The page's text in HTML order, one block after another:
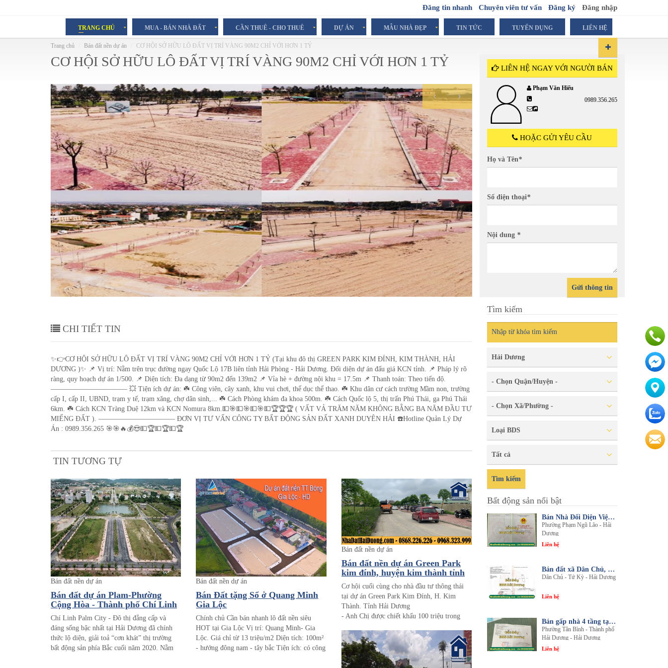
Đăng tin nhanh Chuyên viên tư vấn Đăng ký Đăng nhập
TRANG CHỦ MUA - BÁN NHÀ ĐẤT CẦN THUÊ - CHO THUÊ DỰ ÁN MẪU NHÀ ĐẸP TIN TỨC TUYỂN DỤNG LIÊN HỆ
Trang chủ Bán đất nền dự án CƠ HỘI SỞ HỮU LÔ ĐẤT VỊ TRÍ VÀNG 90M2 CHỈ VỚI HƠN 1 TỶ
CƠ HỘI SỞ HỮU LÔ ĐẤT VỊ TRÍ VÀNG 90M2 CHỈ VỚI HƠN 1 TỶ
CƠ HỘI SỞ HỮU LÔ ĐẤT VỊ TRÍ VÀNG 90M2 CHỈ VỚI HƠN 1 TỶ CƠ HỘI SỞ HỮU LÔ ĐẤT VỊ TRÍ
CHI TIẾT TIN
✨👉CƠ HỘI SỞ HỮU LÔ ĐẤT VỊ TRÍ VÀNG 90M2 CHỈ VỚI HƠN 1 TỶ (Tại khu đô thị GREEN PARK KIM ĐÍNH, KIM THÀNH, HẢI
DƯƠNG )✨ 📌 Vị trí: Nằm trên trục đường ngay Quốc Lộ 17B liên tỉnh Hải Phòng - Hải Dương. Đối diện dự án đấu giá KCN tỉnh. 📌 Pháp lý rõ
ràng, quy hoạch dự án 1/500. 📌 Diện tích: Đa dạng từ 90m2 đến 139m2 📌 Vỉa hè + đường nội khu = 17.5m 📌 Thanh toán: Theo tiến độ.
——————————— 💥 Tiện ích dự án: ☘️ Công viên, cây xanh, khu vui chơi, thể dục thể thao. ☘️ Khu dân cư cách trường Mầm non, trường
cấp I, cấp II, UBND, trạm y tế, trạm xăng, chợ dân sinh,... ☘️ Cách Phòng khám đa khoa 500m. ☘️ Cách Quốc lộ 5, thị trấn Phú Thái, ga Phú Thái
6km. ☘️ Cách KCN Tràng Duệ 12km và KCN Nomura 8km.💵🎯💵🎯💵🎯💵🏆🏆🏆 ( VẤT VẢ TRĂM NĂM KHÔNG BẰNG BA NĂM ĐẦU TƯ
MIẾNG ĐẤT ). ——————————— ĐƠN VỊ TƯ VẤN CÔNG TY BẤT ĐỘNG SẢN ĐẤT XANH DUYÊN HẢI ☎️Hotline Quản Lý Dự
Án : 0989.356.265 🎯🎯🔥💰😍💵🏆💵🏆💵🏆
TIN TƯƠNG TỰ
Bán đất nền dự án
Bán đất dự án Plam-Phường
Cộng Hòa - Thành phố Chí Linh
- Hải Dương
Chí Linh Palm City - Đô thị đẳng cấp và
đáng sống bậc nhất tại Hải Dương đã chính
thức lộ diện, giải toả “cơn khát” thị trường
bất động sản phía Bắc cuối năm 2020. Nằm
Bán đất nền dự án
Bán Đất tặng Sổ ở Quang Minh
Gia Lộc
Chính chủ Cần bán nhanh lô đất nền siêu
HOT tại Gia Lộc Vị trí: Quang Minh- Gia
Lộc. Giá chỉ từ 13 triệu/m2 Diện tích: 100m²
- hướng đông nam - tây bắc Tiện ích: có công
Bán đất nền dự án
Bán đất nền dự án Green Park
kim đính, huyện kim thành tỉnh
Hải Dương
Cơ hội cuối cùng cho nhà đầu tư thông thái
tại dự án Green Park Kim Đính, H. Kim
Thành. Tỉnh Hải Dương
- Anh Chị được chiết khấu 100 triệu trong
- Qúy Anh Chị là nhà đầu tư thông minh hãy
mua ngay giai đoạn đầu của dự án để có giá
ưu đãi tốt nhất, mang lại lợi ích cao cho anh
chị sau khi dự án đã hoàn thành cơ sở hạ từng
LIÊN HỆ NGAY VỚI NGƯỜI BÁN
Phạm Văn Hiếu
0989.356.265
HOẶC GỬI YÊU CẦU
Họ và Tên*
Số điện thoại*
Nội dung *
Gửi thông tin
Tìm kiếm
Hải Dương
- Chọn Quận/Huyện -
- Chọn Xã/Phường -
Loại BDS
Tất cả
Tìm kiếm
Bất động sản nổi bật
Bán Nhà Đối Diện Viện Đa Khoa Hải Dương - Nội Thất Sang Trọng, Tiện Nghi
Phường Phạm Ngũ Lão - Hải
Dương
Liên hệ
Bán đất xã Dân Chủ, Tứ Kỳ, Hải Dương - Diện tích 214m2 - Mặt tiền 8.5m - nhadathaiduong.com
Dân Chủ - Tứ Kỳ - Hải Dương
Liên hệ
Bán gấp nhà 4 tầng tại khu đô thị An Phú 2 - Nội thất gỗ lim sang trọng
Phường Tân Bình - Thành phố
Hải Dương - Hải Dương
Liên hệ